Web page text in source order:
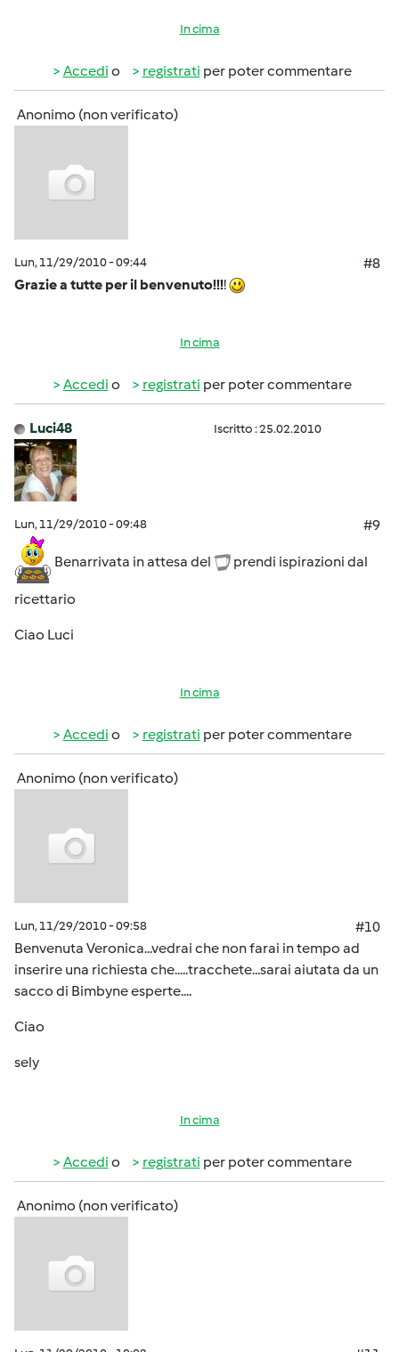
In cima
Accedi o registrati per poter commentare
Anonimo (non verificato)
Lun, 11/29/2010 - 09:44
#8
Grazie a tutte per il benvenuto!!!!
In cima
Accedi o registrati per poter commentare
Luci48 Iscritto : 25.02.2010
Lun, 11/29/2010 - 09:48 #9
Benarrivata in attesa del prendi ispirazioni dal
ricettario
Ciao Luci
In cima
Accedi o registrati per poter commentare
Anonimo (non verificato)
Lun, 11/29/2010 - 09:58
#10
Benvenuta Veronica...vedrai che non farai in tempo ad
inserire una richiesta che.....tracchete...sarai aiutata da un
sacco di Bimbyne esperte....
Ciao
sely
In cima
Accedi o registrati per poter commentare
Anonimo (non verificato)